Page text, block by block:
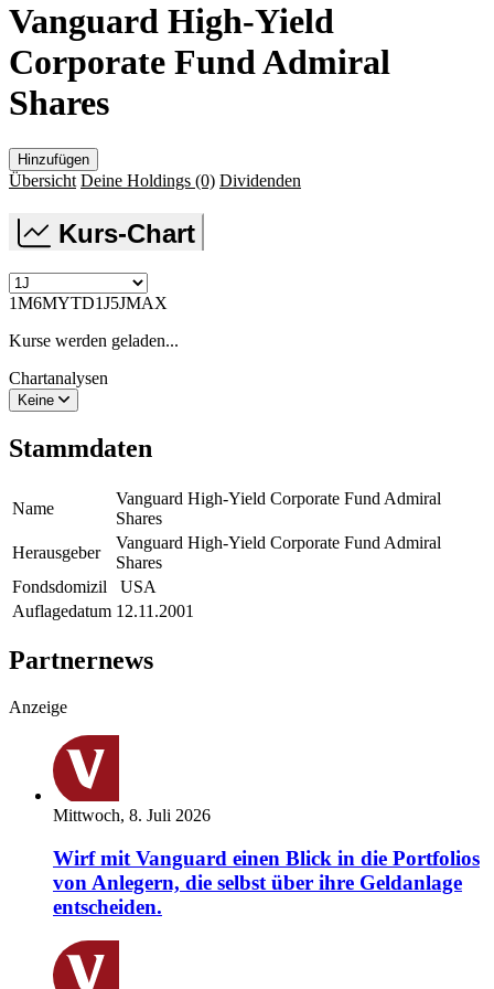
Vanguard High-Yield
Corporate Fund Admiral
Shares
Hinzufügen
Übersicht Deine Holdings (0) Dividenden
Kurs-Chart
1M6MYTD1J5JMAX
Kurse werden geladen...
Chartanalysen
Keine
Stammdaten
Name
Vanguard High-Yield Corporate Fund Admiral
Shares
Herausgeber
Vanguard High-Yield Corporate Fund Admiral
Shares
Fondsdomizil
USA
Auflagedatum 12.11.2001
Partnernews
Anzeige
Mittwoch, 8. Juli 2026
Wirf mit Vanguard einen Blick in die Portfolios
von Anlegern, die selbst über ihre Geldanlage
entscheiden.